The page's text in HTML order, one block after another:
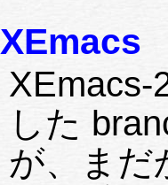
XEmacs
XEmacs-
した
が、まだ